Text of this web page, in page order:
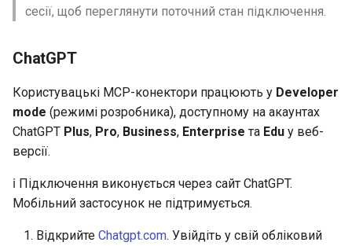
сесії, щоб переглянути поточний стан підключення.
ChatGPT
Користувацькі MCP-конектори працюють у Developer
mode (режимі розробника), доступному на акаунтах
ChatGPT Plus, Pro, Business, Enterprise та Edu у веб-
версії.
ℹ️ Підключення виконується через сайт ChatGPT.
Мобільний застосунок не підтримується.
Відкрийте Chatgpt.com. Увійдіть у свій обліковий